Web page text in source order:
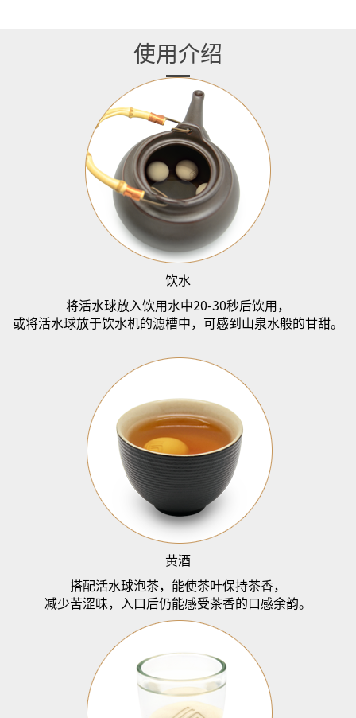
使用介绍
饮水
将活水球放入饮用水中20-30秒后饮用，
或将活水球放于饮水机的滤槽中， 可感到山泉水般的甘甜。
黄酒
搭配活水球泡茶，能使茶叶保持茶香，
减少苦涩味，入口后仍能感受茶香的口感余韵。